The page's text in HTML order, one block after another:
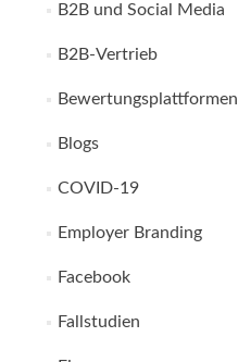
B2B und Social Media
B2B-Vertrieb
Bewertungsplattformen
Blogs
COVID-19
Employer Branding
Facebook
Fallstudien